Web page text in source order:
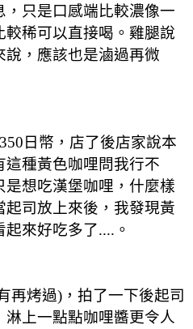
只是口感端比較濃像一
稀可以直接喝。雞腿說
說，應該也是滷過再微
日幣，店了後店家說本
這種黃色咖哩問我行不
想吃漢堡咖哩，什麼樣
司放上來後，我發現黃
來好吃多了....。
再烤過)，拍了一下後起司
淋上一點點咖哩醬更令人